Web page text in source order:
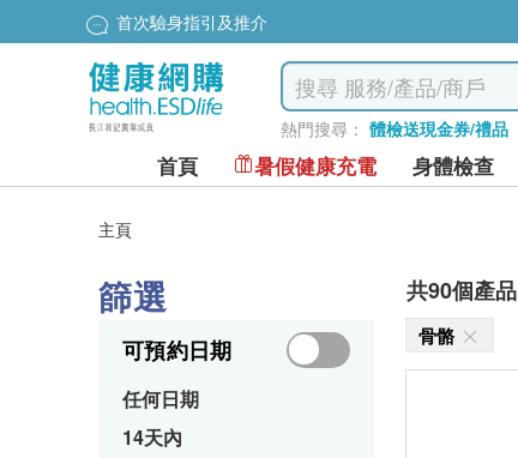
首次驗身指引及推介
熱門搜尋： 體檢送現金券/禮品
首頁 暑假健康充電 身體檢查
主頁
篩選
可預約日期
任何日期
14天內
共90個產品
骨骼